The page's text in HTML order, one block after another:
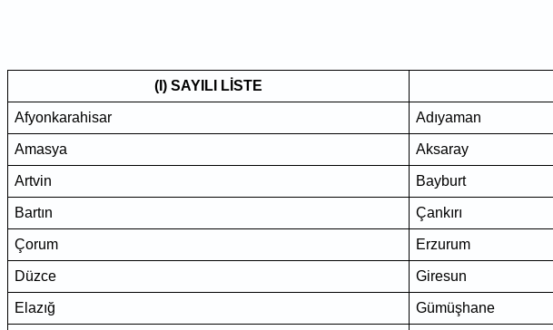
(I) SAYILI LİSTE
Afyonkarahisar Adıyaman
Amasya Aksaray
Artvin Bayburt
Bartın Çankırı
Çorum Erzurum
Düzce Giresun
Elazığ Gümüşhane